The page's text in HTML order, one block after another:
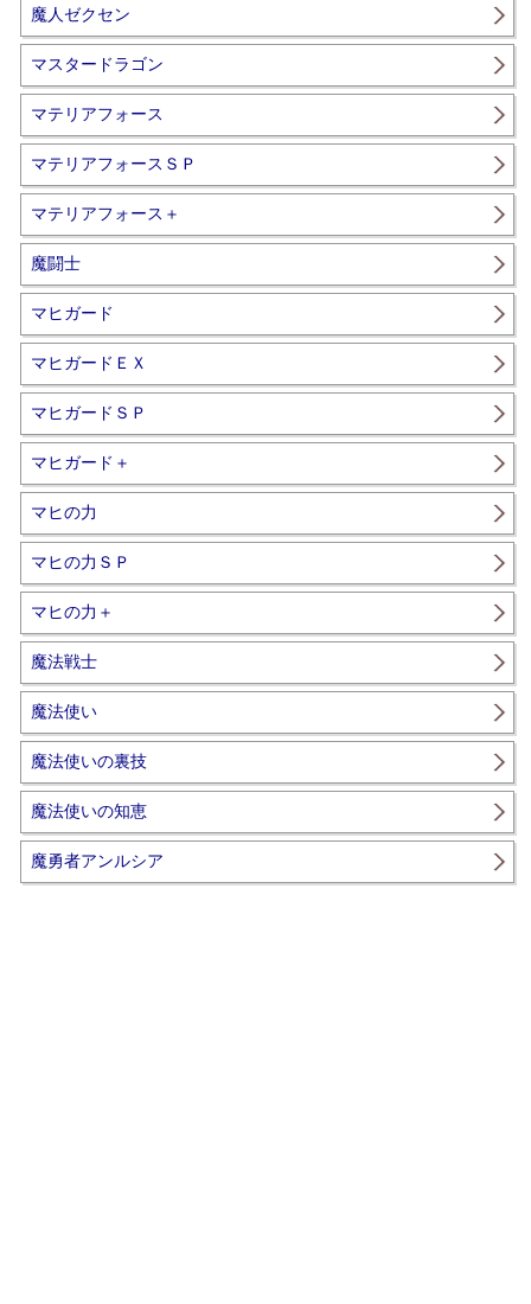
魔人ゼクセン
マスタードラゴン
マテリアフォース
マテリアフォースＳＰ
マテリアフォース＋
魔闘士
マヒガード
マヒガードＥＸ
マヒガードＳＰ
マヒガード＋
マヒの力
マヒの力ＳＰ
マヒの力＋
魔法戦士
魔法使い
魔法使いの裏技
魔法使いの知恵
魔勇者アンルシア